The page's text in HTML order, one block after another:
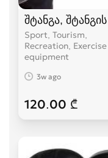
შტანგა, შტანგის
Sport, Tourism,
Recreation, Exercise
equipment
3w ago
120.00 ₾